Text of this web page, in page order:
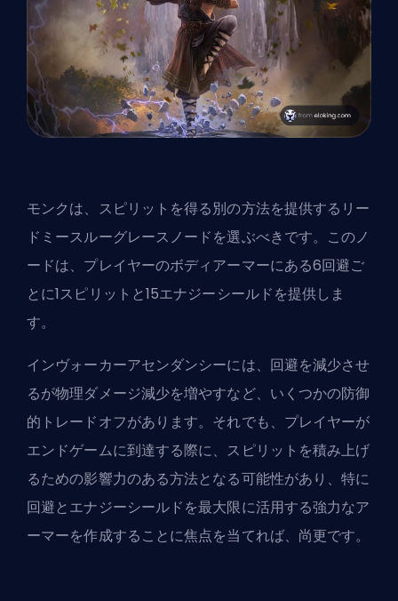
モンクは、スピリットを得る別の方法を提供するリー
ドミースルーグレースノードを選ぶべきです。このノ
ードは、プレイヤーのボディアーマーにある6回避ご
とに1スピリットと15エナジーシールドを提供しま
す。
インヴォーカーアセンダンシーには、回避を減少させ
るが物理ダメージ減少を増やすなど、いくつかの防御
的トレードオフがあります。それでも、プレイヤーが
エンドゲームに到達する際に、スピリットを積み上げ
るための影響力のある方法となる可能性があり、特に
回避とエナジーシールドを最大限に活用する強力なア
ーマーを作成することに焦点を当てれば、尚更です。